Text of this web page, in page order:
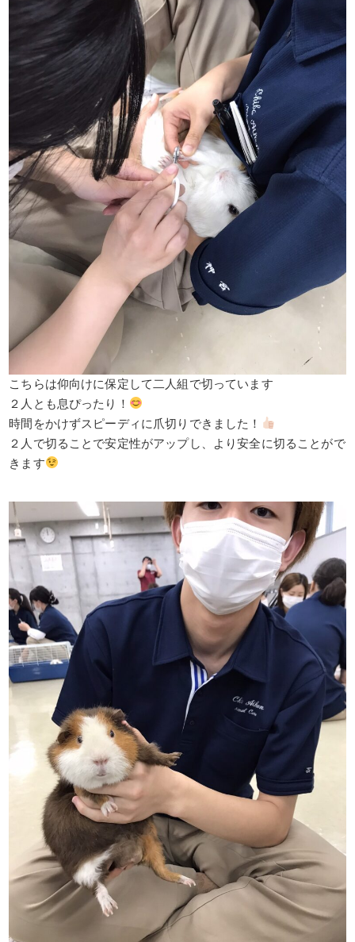
こちらは仰向けに保定して二人組で切っています
２人とも息ぴったり！
時間をかけずスピーディに爪切りできました！
２人で切ることで安定性がアップし、より安全に切ることがで
きます